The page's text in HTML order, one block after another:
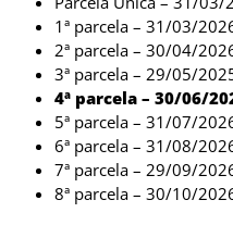
1ª parcela – 31/03/
2ª parcela – 30/04/
3ª parcela – 29/05/
4ª parcela – 30/06/
5ª parcela – 31/07/
6ª parcela – 31/08/
7ª parcela – 29/09/
8ª parcela – 30/10/